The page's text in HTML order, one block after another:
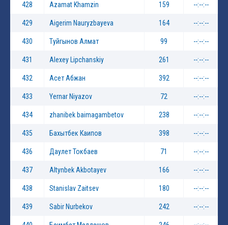
428 Azamat Khamzin 159 --:--:--
429 Aigerim Nauryzbayeva 164 --:--:--
430 Туйгынов Алмат 99 --:--:--
431 Alexey Lipchanskiy 261 --:--:--
432 Асет Абжан 392 --:--:--
433 Yernar Niyazov 72 --:--:--
434 zhanibek baimagambetov 238 --:--:--
435 Бахытбек Каипов 398 --:--:--
436 Даулет Токбаев 71 --:--:--
437 Altynbek Akbotayev 166 --:--:--
438 Stanislav Zaitsev 180 --:--:--
439 Sabir Nurbekov 242 --:--:--